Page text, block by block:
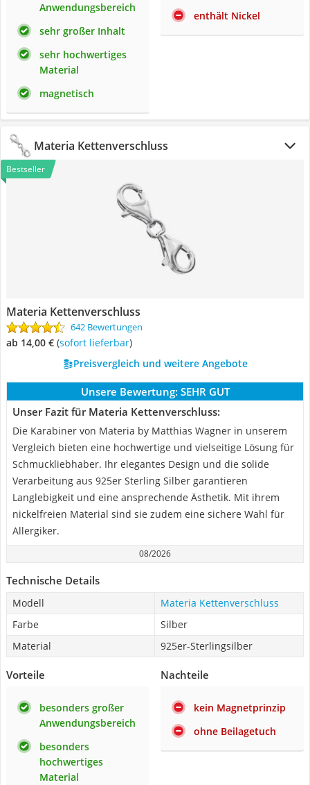
Anwendungsbereich
sehr großer Inhalt
sehr hochwertiges
Material
magnetisch
enthält Nickel
Materia Kettenverschluss
Bestseller
Materia Kettenverschluss
642 Bewertungen
ab 14,00 € ( Sofort lieferbar)
Preisvergleich und weitere Angebote
Unsere Bewertung: SEHR GUT
Unser Fazit für Materia Kettenverschluss:
Die Karabiner von Materia by Matthias Wagner in unserem
Vergleich bieten eine hochwertige und vielseitige Lösung für
Schmuckliebhaber. Ihr elegantes Design und die solide
Verarbeitung aus 925er Sterling Silber garantieren
Langlebigkeit und eine ansprechende Ästhetik. Mit ihrem
nickelfreien Material sind sie zudem eine sichere Wahl für
Allergiker.
08/2026
Technische Details
Modell
Materia Kettenverschluss
Farbe
Silber
Material
925er-Sterlingsilber
Vorteile
besonders großer
Anwendungsbereich
besonders
hochwertiges
Material
Nachteile
kein Magnetprinzip
ohne Beilagetuch